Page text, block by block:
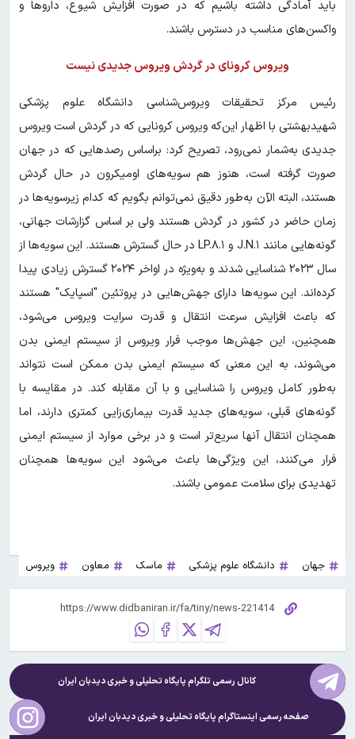
باید آمادگی داشته باشیم که در صورت افزایش شیوع، دارو‌ها و
واکسن‌های مناسب در دسترس باشند.
ویروس کرونای در گردش ویروس جدیدی نیست
رئیس مرکز تحقیقات ویروس‌شناسی دانشگاه علوم پزشکی
شهیدبهشتی با اظهار این‌که ویروس کرونایی که در گردش است ویروس
جدیدی به‌شمار نمی‌رود، تصریح کرد: براساس رصد‌هایی که در جهان
صورت گرفته است، هنوز هم سویه‌های اومیکرون در حال گردش
هستند، البته الآن به‌طور دقیق نمی‌توانم بگویم که کدام زیرسویه‌ها در
زمان حاضر در کشور در گردش هستند ولی بر اساس گزارشات جهانی،
گونه‌هایی مانند J.N.۱ و LP.۸.۱ در حال گسترش هستند. این سویه‌ها از
سال ۲۰۲۳ شناسایی شدند و به‌ویژه در اواخر ۲۰۲۴ گسترش زیادی پیدا
کرده‌اند. این سویه‌ها دارای جهش‌هایی در پروتئین "اسپایک" هستند
که باعث افزایش سرعت انتقال و قدرت سرایت ویروس می‌شود،
همچنین، این جهش‌ها موجب فرار ویروس از سیستم ایمنی بدن
می‌شوند، به این معنی که سیستم ایمنی بدن ممکن است نتواند
به‌طور کامل ویروس را شناسایی و با آن مقابله کند. در مقایسه با
گونه‌های قبلی، سویه‌های جدید قدرت بیماری‌زایی کمتری دارند، اما
همچنان انتقال آنها سریع‌تر است و در برخی موارد از سیستم ایمنی
فرار می‌کنند، این ویژگی‌ها باعث می‌شود این سویه‌ها همچنان
تهدیدی برای سلامت عمومی باشند.
جهان دانشگاه علوم پزشکی ماسک معاون ویروس
کانال رسمی تلگرام پایگاه تحلیلی و خبریدیدبان ایران
صفحه رسمی اینستاگرام پایگاه تحلیلی و خبریدیدبان ایران